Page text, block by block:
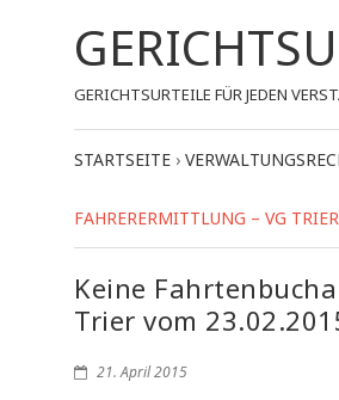
GERICHTSURTEILE FÜR JEDEN
STARTSEITE ›
FAHRERERMITTLUNG – VG
Keine
Trier vom
21. April 2015